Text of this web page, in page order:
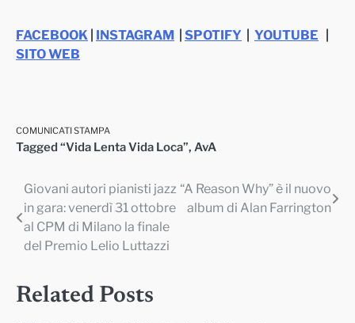
FACEBOOK INSTAGRAM SPOTIFY YOUTUBE
SITO WEB
COMUNICATI STAMPA
Tagged “Vida Lenta Vida Loca”, AvA
Navigazione
articoli
Giovani autori pianisti jazz
in gara: venerdì 31 ottobre
al CPM di Milano la finale
del Premio Lelio Luttazzi
“A Reason Why” è il nuovo
album di Alan Farrington
Related Posts